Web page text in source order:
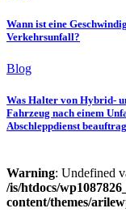
Wann ist eine
Verkehrsunfall?
Blog
Was Halter von Hybrid-
Fahrzeug nach einem
Abschleppdienst
Warning: Undefined
/is/htdocs/
content/themes/